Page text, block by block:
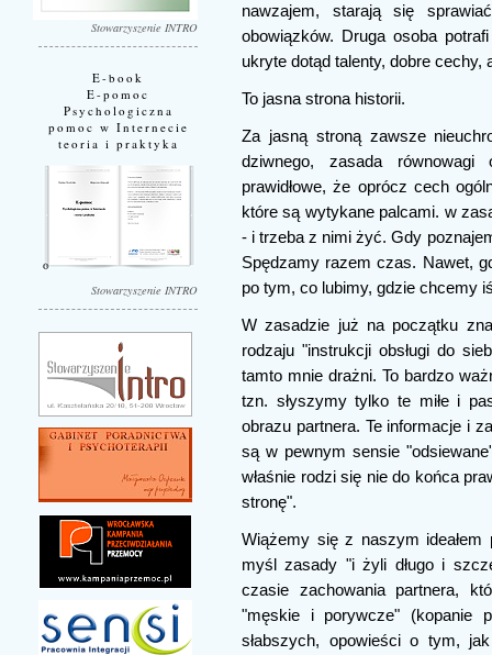
Stowarzyszenie INTRO
E-book
E-pomoc
Psychologiczna
pomoc w Internecie
teoria i praktyka
Stowarzyszenie INTRO
nawzajem, starają się
obowiązków. Druga osoba
ukryte dotąd talenty, dobre cechy,
To jasna strona historii.
Za jasną stroną zawsze
dziwnego, zasada
prawidłowe, że oprócz cech
które są wytykane palcami. w
- i trzeba z nimi żyć. Gdy
Spędzamy razem czas. Nawet,
po tym, co lubimy, gdzie chcemy
W zasadzie już na początku
rodzaju "instrukcji obsługi do
tamto mnie drażni. To bardzo
tzn. słyszymy tylko te miłe i
obrazu partnera. Te informacje i
są w pewnym sensie
właśnie rodzi się nie do końca
stronę".
Wiążemy się z naszym
myśl zasady "i żyli długo i
czasie zachowania partnera,
"męskie i porywcze" (kopanie
słabszych, opowieści o tym,